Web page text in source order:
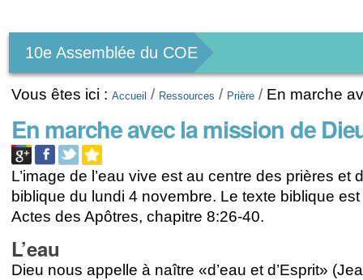
personnels
10e Assemblée du COE
Vous êtes ici : Accueil / Ressources / Prière / En marche
En marche avec la mission de
L’image de l’eau vive est au centre des prières et
biblique du lundi 4 novembre. Le texte biblique
Actes des Apôtres, chapitre 8:26-40.
L’eau
Dieu nous appelle à naître «d’eau et d’Esprit»